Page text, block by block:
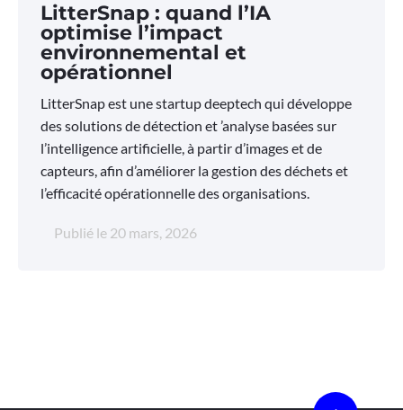
LitterSnap : quand l’IA
optimise l’impact
environnemental et
opérationnel
LitterSnap est une startup deeptech qui développe
des solutions de détection et ’analyse basées sur
l’intelligence artificielle, à partir d’images et de
capteurs, afin d’améliorer la gestion des déchets et
l’efficacité opérationnelle des organisations.
Publié le 20 mars, 2026